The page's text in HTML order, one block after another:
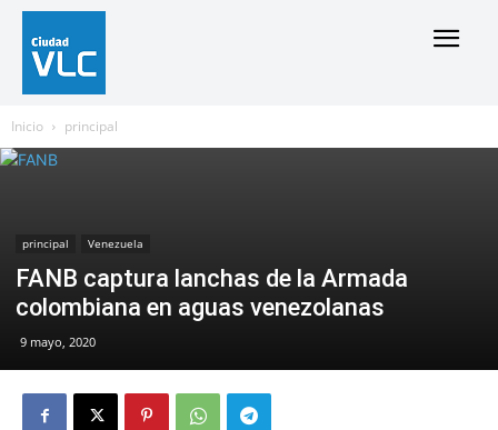
Inicio principal
principal Venezuela
FANB captura lanchas de la Armada
colombiana en aguas venezolanas
9 mayo, 2020